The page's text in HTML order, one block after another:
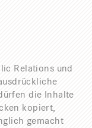
Relations und
die Inhalte
kopiert,
gemacht